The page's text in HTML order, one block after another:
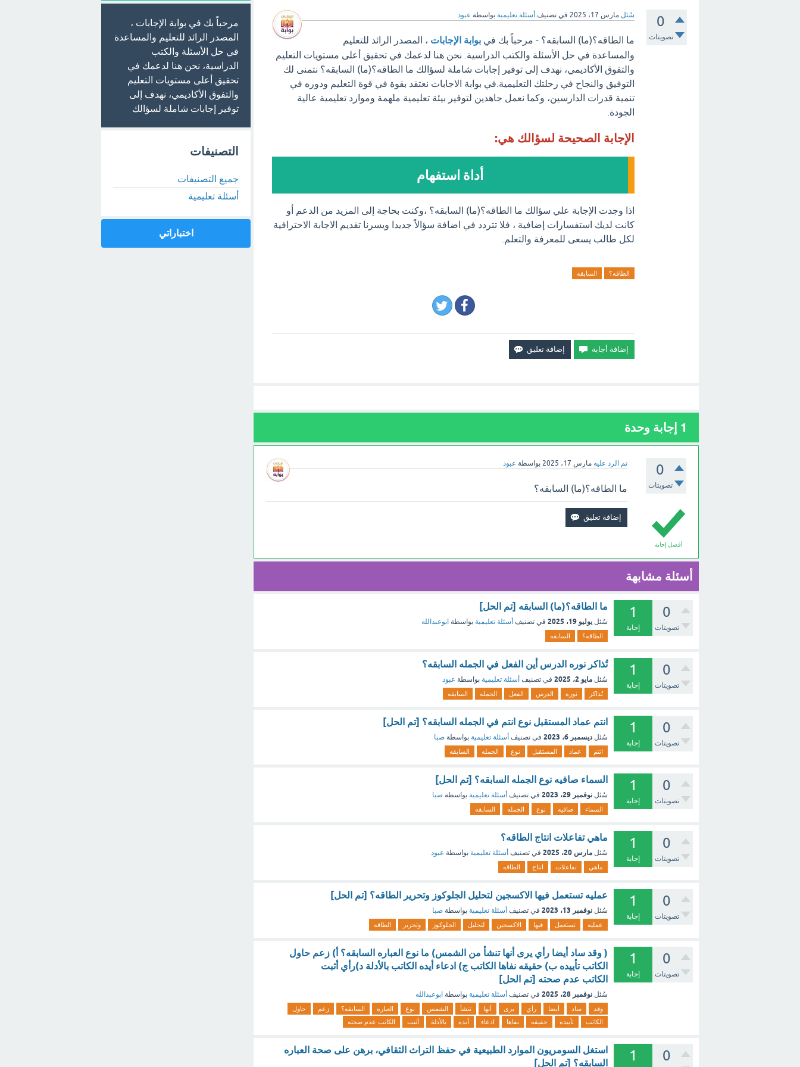
0
تصويتات
سُئل مارس 17، 2025 في تصنيف أسئلة تعليمية بواسطة عبود
ما الطاقه؟(ما) السابقه؟ - مرحباً بك في بوابة الإجابات ، المصدر الرائد للتعليم
والمساعدة في حل الأسئلة والكتب الدراسية. نحن هنا لدعمك في تحقيق أعلى مستويات التعليم
والتفوق الأكاديمي، نهدف إلى توفير إجابات شاملة لسؤالك ما الطاقه؟(ما) السابقه؟ نتمنى لك
التوفيق والنجاح في رحلتك التعليمية.في بوابة الاجابات نعتقد بقوة في قوة التعليم ودوره في
تنمية قدرات الدارسين، وكما نعمل جاهدين لتوفير بيئة تعليمية ملهمة وموارد تعليمية عالية
الجودة.
الإجابة الصحيحة لسؤالك هي:
أداة استفهام
اذا وجدت الإجابة علي سؤالك ما الطاقه؟(ما) السابقه؟ ،وكنت بحاجة إلى المزيد من الدعم أو
كانت لديك استفسارات إضافية ، فلا تتردد في اضافة سؤالاً جديدا ويسرنا تقديم الاجابة الاحترافية
لكل طالب يسعى للمعرفة والتعلم.
الطاقه؟ السابقه
1 إجابة وحدة
0
تصويتات
تم الرد عليه مارس 17، 2025 بواسطة عبود
أفضل إجابة
ما الطاقه؟(ما) السابقه؟
أسئلة مشابهة
0
تصويتات
1
إجابة
ما الطاقه؟(ما) السابقه [تم الحل]
سُئل يوليو 19، 2025 في تصنيف أسئلة تعليمية بواسطة ابوعبدالله
الطاقه؟ السابقه
0
تصويتات
1
إجابة
تُذاكر نوره الدرس أين الفعل في الجمله السابقه؟
سُئل مايو 2، 2025 في تصنيف أسئلة تعليمية بواسطة عبود
تُذاكر نوره الدرس الفعل الجمله السابقه
0
تصويتات
1
إجابة
انتم عماد المستقبل نوع انتم في الجمله السابقه؟ [تم الحل]
سُئل ديسمبر 6، 2023 في تصنيف أسئلة تعليمية بواسطة صبا
انتم عماد المستقبل نوع الجمله السابقه
0
تصويتات
1
إجابة
السماء صافيه نوع الجمله السابقه؟ [تم الحل]
سُئل نوفمبر 29، 2023 في تصنيف أسئلة تعليمية بواسطة صبا
السماء صافيه نوع الجمله السابقه
0
تصويتات
1
إجابة
ماهي تفاعلات انتاج الطاقه؟
سُئل مارس 20، 2025 في تصنيف أسئلة تعليمية بواسطة عبود
ماهي تفاعلات انتاج الطاقه
0
تصويتات
1
إجابة
عمليه تستعمل فيها الاكسجين لتحليل الجلوكوز وتحرير الطاقه؟ [تم الحل]
سُئل نوفمبر 13، 2023 في تصنيف أسئلة تعليمية بواسطة صبا
عمليه تستعمل فيها الاكسجين لتحليل الجلوكوز وتحرير الطاقه
0
تصويتات
1
إجابة
( وقد ساد أيضا رأي يرى أنها تنشأ من الشمس) ما نوع العباره السابقه؟ أ) زعم حاول
الكاتب تأييده ب) حقيقه نفاها الكاتب ج) ادعاء أيده الكاتب بالأدلة د)رأي أثبت
الكاتب عدم صحته [تم الحل]
سُئل نوفمبر 28، 2025 في تصنيف أسئلة تعليمية بواسطة ابوعبدالله
وقد ساد أيضا رأي يرى أنها تنشأ الشمس نوع العباره السابقه؟ زعم
حاول
الكاتب
تأييده حقيقه نفاها ادعاء أيده بالأدلة أثبت الكاتب عدم صحته
0
1
استغل السومريون الموارد الطبيعية في حفظ التراث الثقافي، برهن على صحة العباره
السابقه؟ [تم الحل]
مرحباً بك في بوابة الإجابات ،
المصدر الرائد للتعليم والمساعدة
في حل الأسئلة والكتب
الدراسية، نحن هنا لدعمك في
تحقيق أعلى مستويات التعليم
والتفوق الأكاديمي، نهدف إلى
توفير إجابات شاملة لسؤالك
التصنيفات
جميع التصنيفات
أسئلة تعليمية
اختباراتي